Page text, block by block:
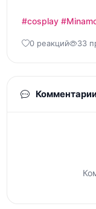
#cosplay
0 реакций 33
Комментарии